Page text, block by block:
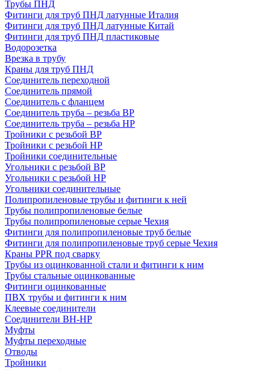
Трубы ПНД
Фитинги для труб ПНД латунные Италия
Фитинги для труб ПНД латунные Китай
Фитинги для труб ПНД пластиковые
Водорозетка
Врезка в трубу
Краны для труб ПНД
Соединитель переходной
Соединитель прямой
Соединитель с фланцем
Соединитель труба – резьба ВР
Соединитель труба – резьба НР
Тройники с резьбой ВР
Тройники с резьбой НР
Тройники соединительные
Угольники с резьбой ВР
Угольники с резьбой НР
Угольники соединительные
Полипропиленовые трубы и фитинги к ней
Трубы полипропиленовые белые
Трубы полипропиленовые серые Чехия
Фитинги для полипропиленовые труб белые
Фитинги для полипропиленовые труб серые Чехия
Краны PPR под сварку
Трубы из оцинкованной стали и фитинги к ним
Трубы стальные оцинкованные
Фитинги оцинкованные
ПВХ трубы и фитинги к ним
Клеевые соединители
Соединители ВН-НР
Муфты
Муфты переходные
Отводы
Тройники